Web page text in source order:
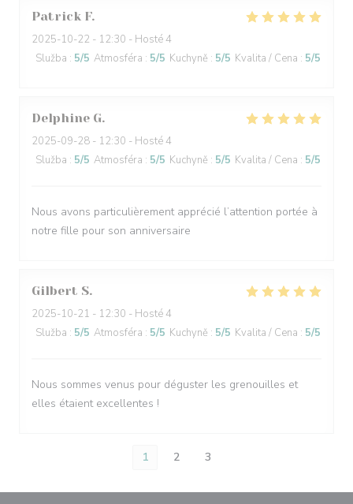
Patrick F
2025-10-22 - 12:30 - Hosté 4
Služba : 5/5 Atmosféra : 5/5 Kuchyně : 5/5 Kvalita / Cena : 5/5
Delphine G
2025-09-28 - 12:30 - Hosté 4
Služba : 5/5 Atmosféra : 5/5 Kuchyně : 5/5 Kvalita / Cena : 5/5
Nous avons particulièrement apprécié l’attention portée à
notre fille pour son anniversaire
Gilbert S
2025-10-21 - 12:30 - Hosté 4
Služba : 5/5 Atmosféra : 5/5 Kuchyně : 5/5 Kvalita / Cena : 5/5
Nous sommes venus pour déguster les grenouilles et
elles étaient excellentes !
1 2 3